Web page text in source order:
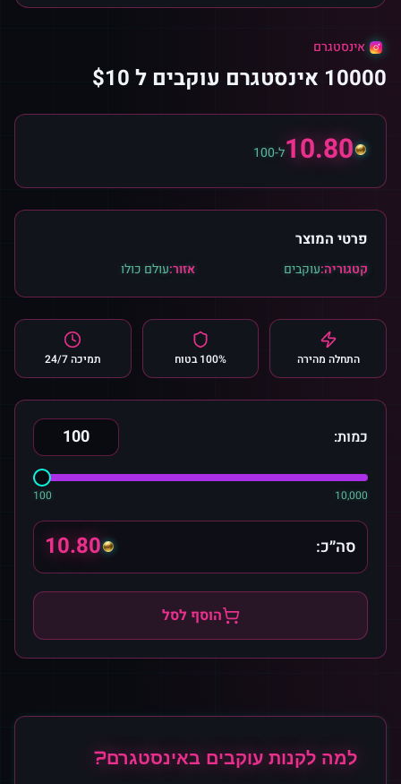
אינסטגרם
10000 אינסטגרם עוקבים ל $10
10.80ל-100
פרטי המוצר
קטגוריה:עוקבים אזור:עולם כולו
התחלה מהירה 100% בטוח תמיכה 24/7
כמות:
100 10,000
סה״כ: 10.80
הוסף לסל
למה לקנות עוקבים באינסטגרם?